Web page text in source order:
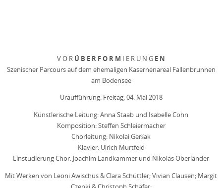
V O R Ü B E R F O R M I E R U N G E N
Szenischer Parcours auf dem ehemaligen Kasernenareal Fallenbrunnen
am Bodensee
Uraufführung: Freitag, 04. Mai 2018
Künstlerische Leitung: Anna Staab und Isabelle Cohn
Komposition: Steffen Schleiermacher
Chorleitung: Nikolai Geršak
Klavier: Ulrich Murtfeld
Einstudierung Chor: Joachim Landkammer und Nikolas Oberländer
Mit Werken von Leoni Awischus & Clara Schüttler; Vivian Clausen; Margit